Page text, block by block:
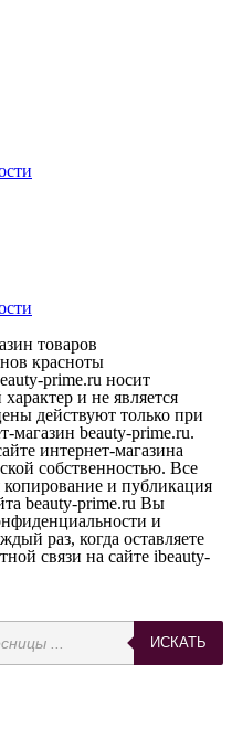
товаров
красноты
prime.ru носит
и не является
действуют только при
магазин beauty-prime.ru.
интернет-магазина
собственностью. Все
и публикация
beauty-prime.ru Вы
и
раз, когда оставляете
связи на сайте ibeauty-
ИСКАТЬ